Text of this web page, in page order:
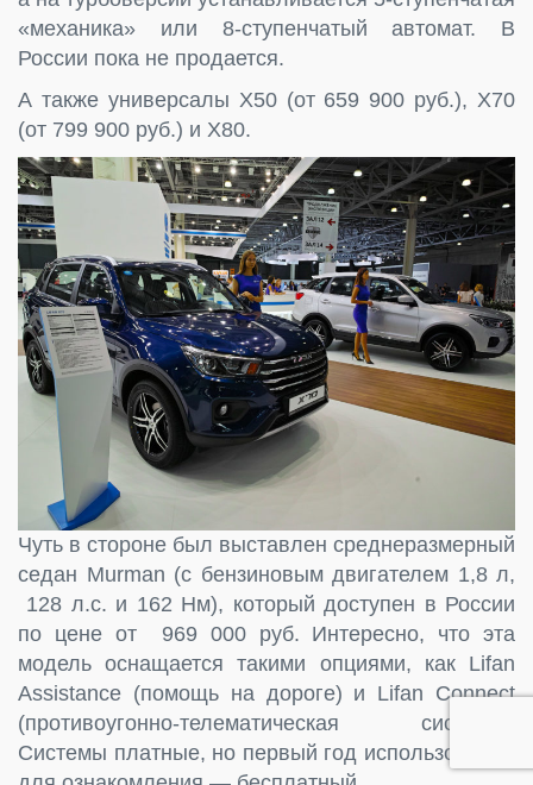
«механика» или 8-ступенчатый автомат. В
России пока не продается.
А также универсалы X50 (от 659 900 руб.), X70
(от 799 900 руб.) и Х80.
Чуть в стороне был выставлен среднеразмерный
седан Murman (с бензиновым двигателем 1,8 л,
128 л.с. и 162 Нм), который доступен в России
по цене от 969 000 руб. Интересно, что эта
модель оснащается такими опциями, как Lifan
Assistance (помощь на дороге) и Lifan Connect
(противоугонно-телематическая система).
Системы платные, но первый год использования